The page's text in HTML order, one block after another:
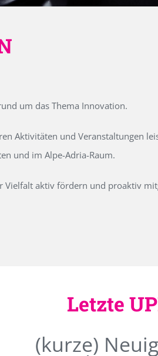
um das Thema Innovation.
Aktivitäten und Veranstaltungen
und im Alpe-Adria-Raum.
Vielfalt aktiv fördern und proaktiv
Letzte
(kurze)